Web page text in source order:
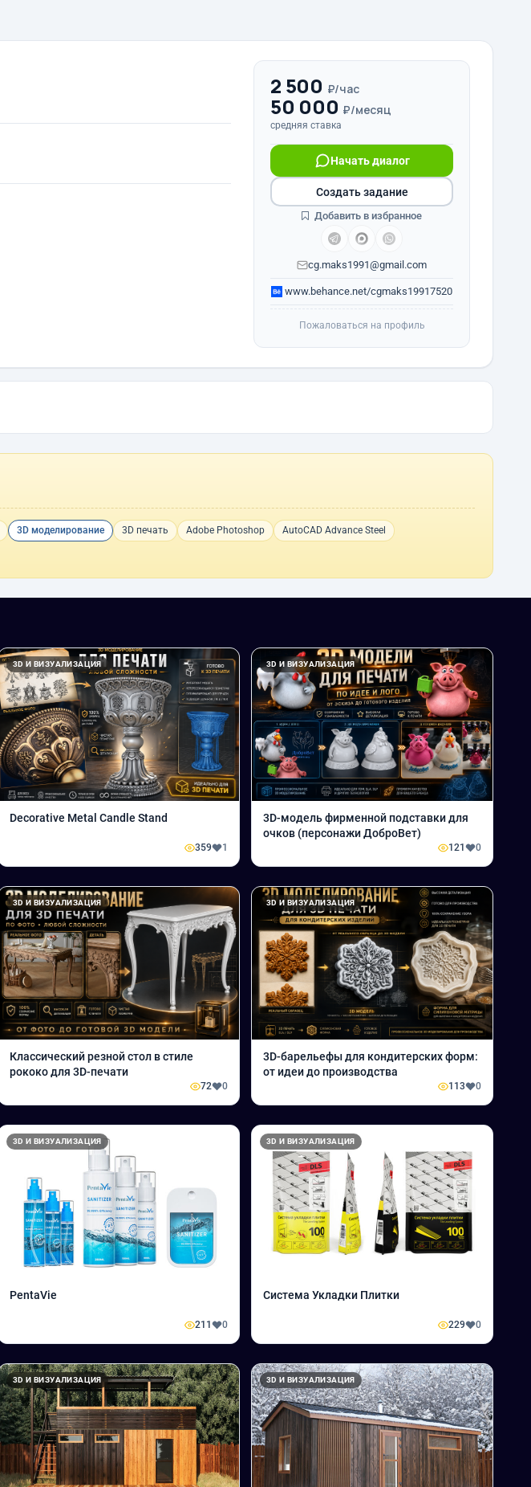
2 500 ₽/час
50 000 ₽/месяц
средняя ставка
Начать диалог
cg.maks1991@gmail.com
www.behance.net/cgmaks19917520
Создать задание
Добавить в избранное
Пожаловаться на профиль
3D моделирование 3D печать Adobe Photoshop
AutoCAD Advance Steel
3D И ВИЗУАЛИЗАЦИЯ
Decorative Metal Candle Stand
359 1
3D И ВИЗУАЛИЗАЦИЯ
3D-модель фирменной подставки для
очков (персонажи ДоброВет)
121 0
3D И ВИЗУАЛИЗАЦИЯ
Классический резной стол в стиле
рококо для 3D-печати
72 0
3D И ВИЗУАЛИЗАЦИЯ
3D-барельефы для кондитерских форм:
от идеи до производства
113 0
3D И ВИЗУАЛИЗАЦИЯ
PentaVie
211 0
3D И ВИЗУАЛИЗАЦИЯ
Система Укладки Плитки
229 0
3D И ВИЗУАЛИЗАЦИЯ 3D И ВИЗУАЛИЗАЦИЯ